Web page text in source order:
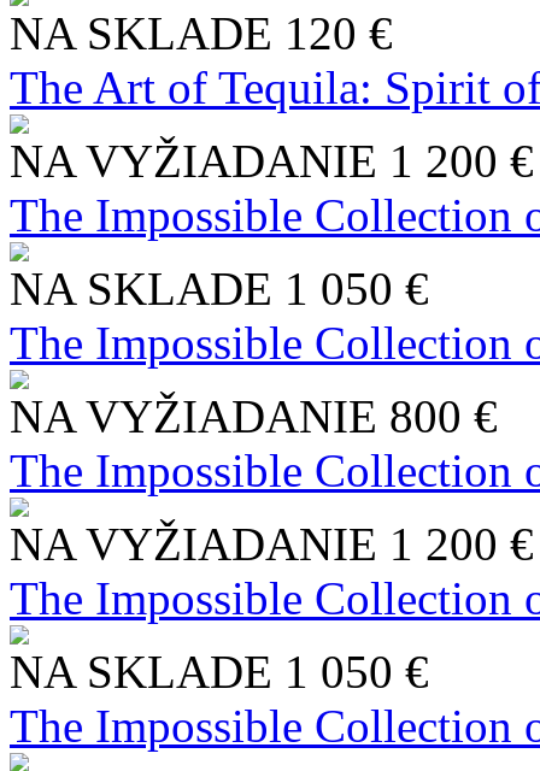
NA SKLADE 120 €
The Art of Tequila: Spirit
NA VYŽIADANIE 1 200 €
The Impossible Collection
NA SKLADE 1 050 €
The Impossible Collection
NA VYŽIADANIE 800 €
The Impossible Collection
NA VYŽIADANIE 1 200 €
The Impossible Collection
NA SKLADE 1 050 €
The Impossible Collection